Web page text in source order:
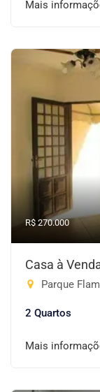
Mais
R$ 270.000
Casa à
Parque
2 Quartos
Mais